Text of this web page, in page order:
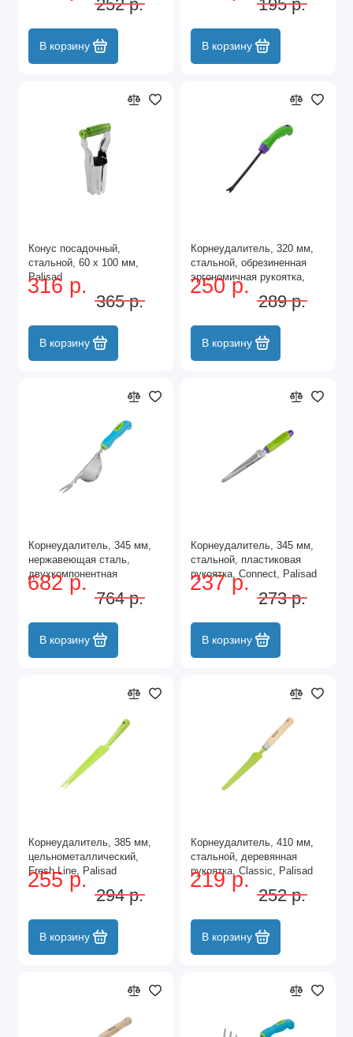
252 р.
В корзину
195 р.
В корзину
Конус посадочный,
стальной, 60 х 100 мм,
Palisad
316 р.
365 р.
В корзину
Корнеудалитель, 320 мм,
стальной, обрезиненная
эргономичная рукоятка,
Era, Palisad
250 р.
289 р.
В корзину
Корнеудалитель, 345 мм,
нержавеющая сталь,
двухкомпонентная
рукоятка, Premium Plus,
682 р.
764 р.
В корзину
Корнеудалитель, 345 мм,
стальной, пластиковая
рукоятка, Connect, Palisad
237 р.
273 р.
В корзину
Корнеудалитель, 385 мм,
цельнометаллический,
Fresh Line, Palisad
255 р.
294 р.
В корзину
Корнеудалитель, 410 мм,
стальной, деревянная
рукоятка, Classic, Palisad
219 р.
252 р.
В корзину